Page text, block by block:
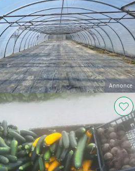
Annonce